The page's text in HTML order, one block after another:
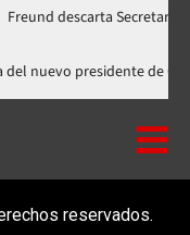
Secretaría de
investidura del nuevo
reservados.